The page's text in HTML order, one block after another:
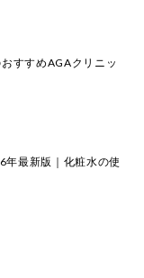
すすめAGAクリニッ
年最新版｜化粧水の使